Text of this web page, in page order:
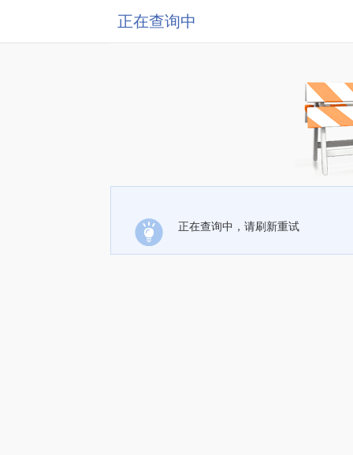
正在查询中
正在查询中，请刷新重试